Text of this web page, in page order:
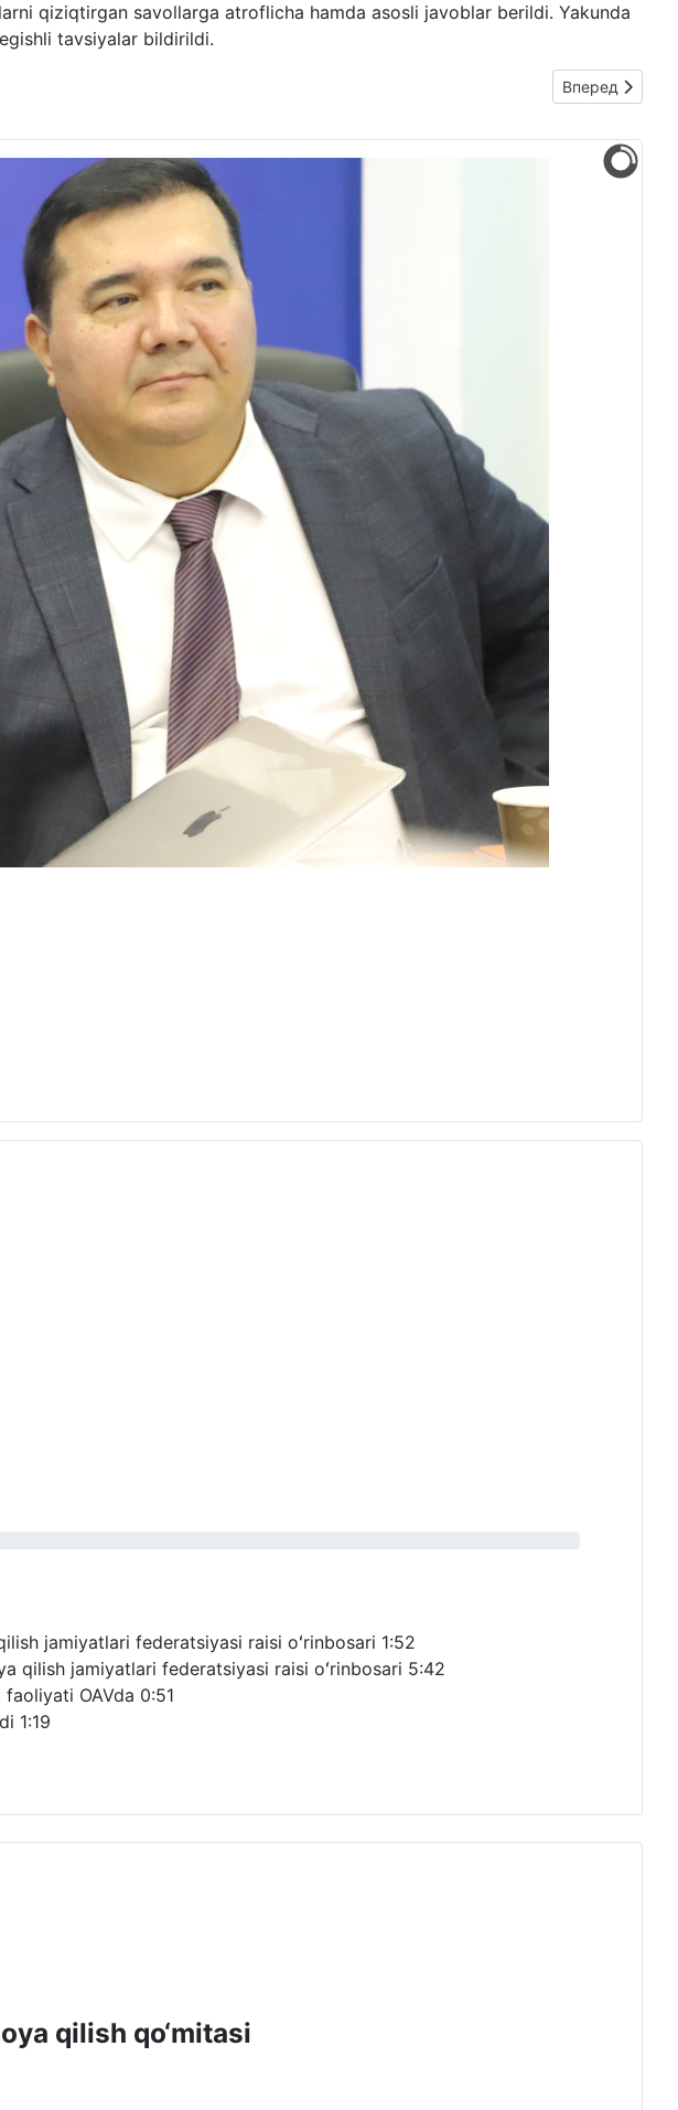
jamiyatlari federatsiyasi raisi oʻrinbosari 1:52
qilish jamiyatlari federatsiyasi raisi oʻrinbosari 5:42
OAVda 0:51
1:19
qiziqtirgan savollarga atroflicha hamda asosli javoblar berildi. Yakunda
tavsiyalar bildirildi.
кеңес мәжлиси болып өтти. Следующий:
Вперед
qilish qo‘mitasi